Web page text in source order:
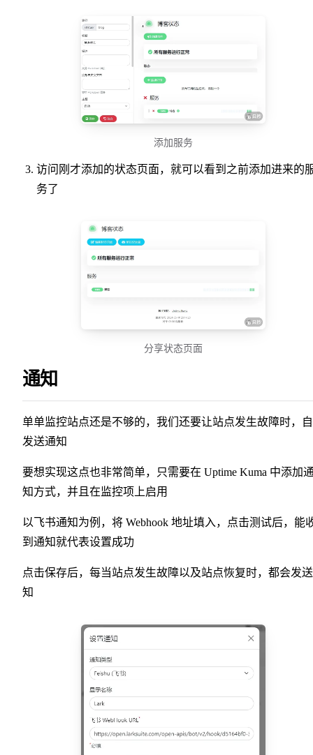
添加服务
访问刚才添加的状态页面，就可以看到之前添加进来的
务了
分享状态页面
通知
单单监控站点还是不够的，我们还要让站点发生故障时，
发送通知
要想实现这点也非常简单，只需要在 Uptime Kuma 中添加
知方式，并且在监控项上启用
以飞书通知为例，将 Webhook 地址填入，点击测试后，能
到通知就代表设置成功
点击保存后，每当站点发生故障以及站点恢复时，都会发
知